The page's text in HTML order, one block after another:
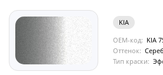
KIA
OEM-код: KIA
Оттенок:
Тип краски: